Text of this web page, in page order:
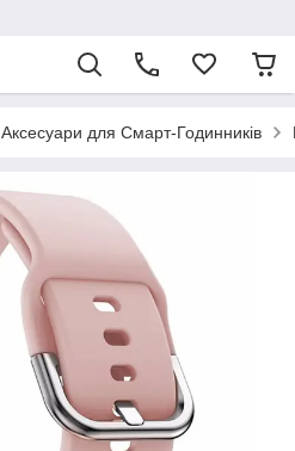
Аксесуари для Смарт-Годинників